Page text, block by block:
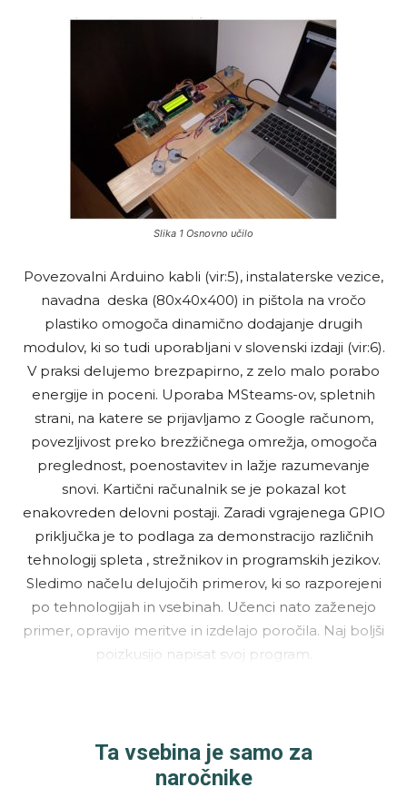
Slika 1 Osnovno učilo
Povezovalni Arduino kabli (vir:5), instalaterske vezice,
navadna deska (80x40x400) in pištola na vročo
plastiko omogoča dinamično dodajanje drugih
modulov, ki so tudi uporabljani v slovenski izdaji (vir:6).
V praksi delujemo brezpapirno, z zelo malo porabo
energije in poceni. Uporaba MSteams-ov, spletnih
strani, na katere se prijavljamo z Google računom,
povezljivost preko brezžičnega omrežja, omogoča
preglednost, poenostavitev in lažje razumevanje
snovi. Kartični računalnik se je pokazal kot
enakovreden delovni postaji. Zaradi vgrajenega GPIO
priključka je to podlaga za demonstracijo različnih
tehnologij spleta , strežnikov in programskih jezikov.
Sledimo načelu delujočih primerov, ki so razporejeni
po tehnologijah in vsebinah. Učenci nato zaženejo
primer, opravijo meritve in izdelajo poročila. Naj boljši
poizkusijo napisat svoj program.
Ta vsebina je samo za
naročnike